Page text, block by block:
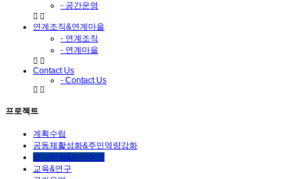
- 공간운영
연계조직&연계마을
- 연계조직
- 연계마을
Contact Us
- Contact Us
프로젝트
계획수립
공동체활성화&주민역량강화
모니터링&아카이빙
교육&연구